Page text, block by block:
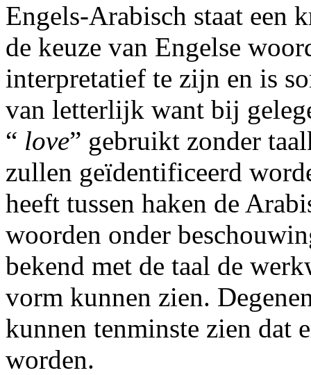
Engels-Arabisch staat een
de keuze van Engelse
interpretatief te zijn en is
van letterlijk want bij
“ love” gebruikt zonder
zullen geïdentificeerd
heeft tussen haken de
woorden onder
bekend met de taal de
vorm kunnen zien.
kunnen tenminste zien dat
worden.